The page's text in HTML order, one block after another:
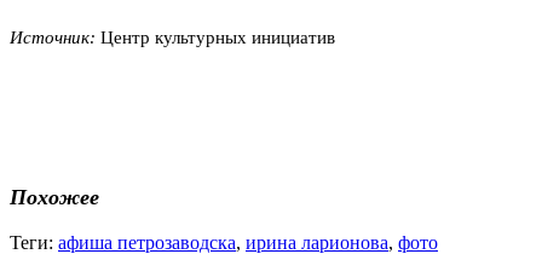
Источник: Центр культурных инициатив
Похожее
Теги: афиша петрозаводска, ирина ларионова, фото